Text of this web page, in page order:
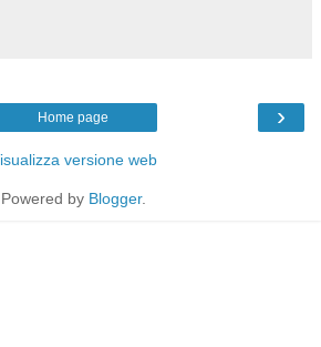
›
Home page
versione web
Powered by Blogger.